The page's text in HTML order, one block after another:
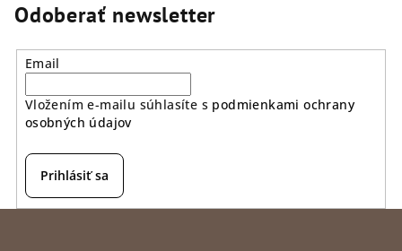
Odoberať newsletter
Email
Vložením e-mailu súhlasíte s podmienkami ochrany
osobných údajov
Prihlásiť sa